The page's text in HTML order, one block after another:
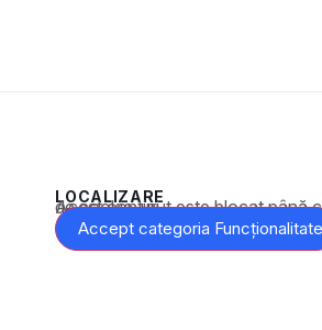
LOCALIZARE
Acest conținut este blocat până când acceptați categoria corespunzătoare de cookie-uri.
Accept categoria Funcționalitate